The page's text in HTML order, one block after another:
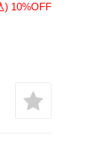
) 10%OFF